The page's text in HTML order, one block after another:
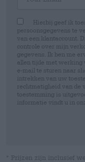
Hierbij geef ik
persoonsgegevens te
van een klantaccount.
controle over mijn
gegevens. Ik ben me
allen tijde met werking
e-mail te sturen naar
intrekken van uw
rechtmatigheid van de
toestemming is
informatie vindt u in
* Prijzen zijn inclusief